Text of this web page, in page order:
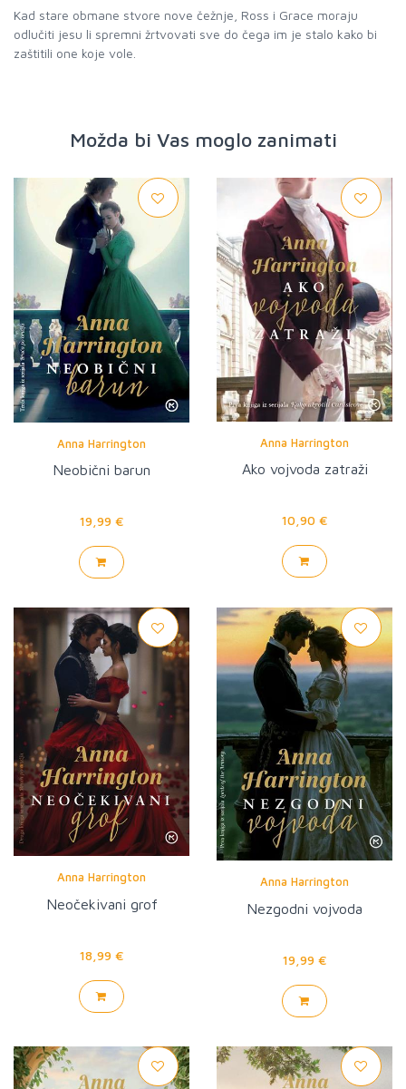
Kad stare obmane stvore nove čežnje, Ross i Grace moraju
odlučiti jesu li spremni žrtvovati sve do čega im je stalo kako bi
zaštitili one koje vole.
Možda bi Vas moglo zanimati
Anna Harrington
Neobični barun
19,99 €
Anna Harrington
Ako vojvoda zatraži
10,90 €
Anna Harrington
Neočekivani grof
18,99 €
Anna Harrington
Nezgodni vojvoda
19,99 €